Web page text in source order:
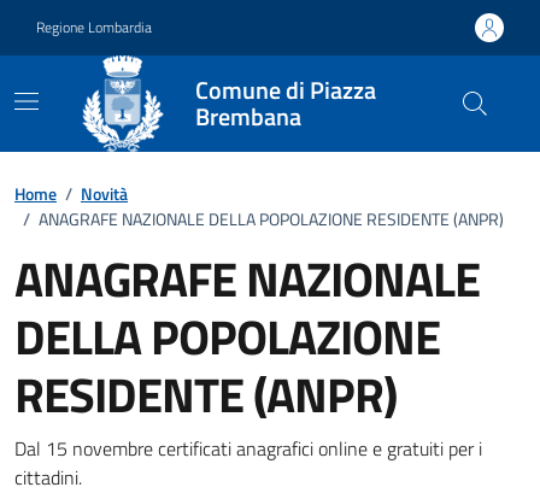
Regione Lombardia
Comune di Piazza
Brembana
Home / Novità
/ ANAGRAFE NAZIONALE DELLA POPOLAZIONE RESIDENTE (ANPR)
ANAGRAFE NAZIONALE
DELLA POPOLAZIONE
RESIDENTE (ANPR)
Dettagli della notizia
Dal 15 novembre certificati anagrafici online e gratuiti per i
cittadini.